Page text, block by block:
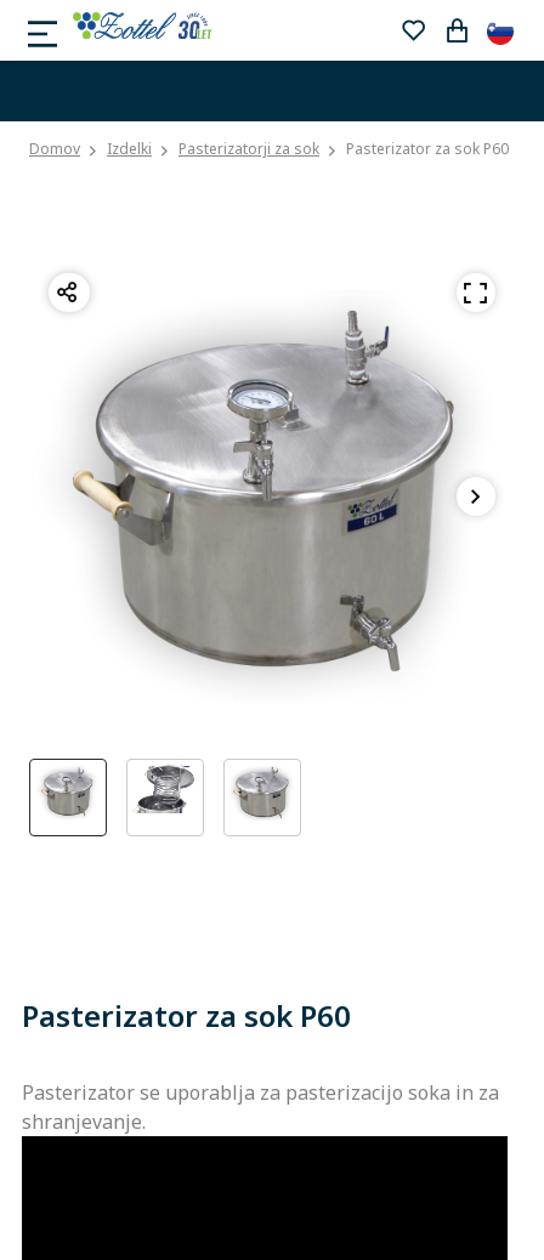
Domov Izdelki Pasterizatorji za sok Pasterizator za sok P60
Pasterizator za sok P60
Pasterizator se uporablja za pasterizacijo soka in za
shranjevanje.